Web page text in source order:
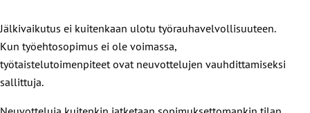
Jälkivaikutus ei kuitenkaan ulotu työrauhavelvollisuuteen.
Kun työehtosopimus ei ole voimassa,
työtaistelutoimenpiteet ovat neuvottelujen vauhdittamiseksi
sallittuja.